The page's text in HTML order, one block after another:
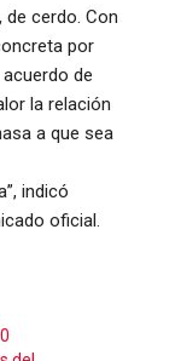
de cerdo. Con
por
de
la relación
a que sea
indicó
oficial.